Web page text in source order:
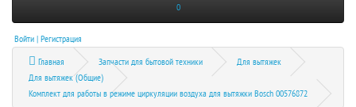
0
Войти | Регистрация
Главная
Запчасти для бытовой техники
Для вытяжек
Для вытяжек (Общие)
Комплект для работы в режиме циркуляции воздуха для вытяжки Bosch 00576872